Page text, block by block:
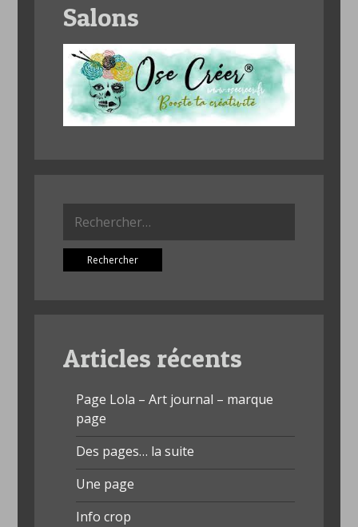
Salons
Articles récents
Page Lola – Art journal – marque
page
Des pages… la suite
Une page
Info crop